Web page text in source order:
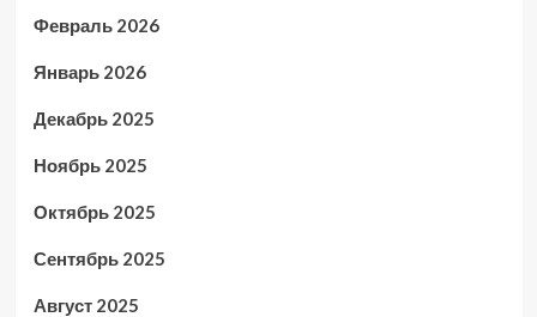
Февраль 2026
Январь 2026
Декабрь 2025
Ноябрь 2025
Октябрь 2025
Сентябрь 2025
Август 2025